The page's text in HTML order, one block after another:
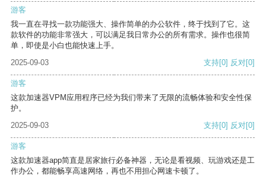
游客
我一直在寻找一款功能强大、操作简单的办公软件，终于找到了它。这
款软件的功能非常强大，可以满足我日常办公的所有需求。操作也很简
单，即使是小白也能快速上手。
2025-09-03
支持[0] 反对[0]
游客
这款加速器VPM应用程序已经为我们带来了无限的流畅体验和安全性保
护。
2025-09-03
支持[0] 反对[0]
游客
这款加速器app简直是居家旅行必备神器，无论是看视频、玩游戏还是工
作办公，都能畅享高速网络，再也不用担心网速卡顿了。